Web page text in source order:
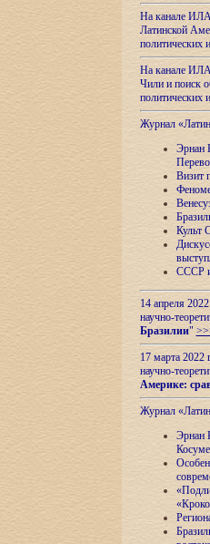
На канале
Латинской
На канале
Чили и поиск
Журнал
Эрнан
Визит
Культ
СССР и
14 апреля
научно-
Бразилии"
17 марта 2022
научно-
Америке:
Журнал
Эрнан